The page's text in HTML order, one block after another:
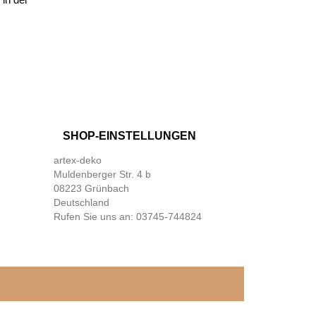
SHOP-EINSTELLUNGEN
artex-deko
Muldenberger Str. 4 b
08223 Grünbach
Deutschland
Rufen Sie uns an: 03745-744824